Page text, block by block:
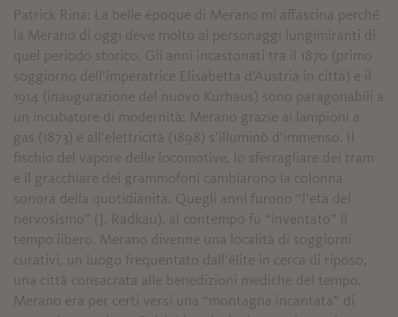
Patrick Rina: La belle époque di Merano mi affascina perché
la Merano di oggi deve molto ai personaggi lungimiranti di
quel periodo storico. Gli anni incastonati tra il 1870 (primo
soggiorno dell’imperatrice Elisabetta d’Austria in città) e il
1914 (inaugurazione del nuovo Kurhaus) sono paragonabili a
un incubatore di modernità: Merano grazie ai lampioni a
gas (1873) e all’elettricità (1898) s’illuminò d’immenso. Il
fischio del vapore delle locomotive, lo sferragliare dei tram
e il gracchiare dei grammofoni cambiarono la colonna
sonora della quotidianità. Quegli anni furono “l’età del
nervosismo” (J. Radkau), al contempo fu “inventato” il
tempo libero. Merano divenne una località di soggiorni
curativi, un luogo frequentato dall’élite in cerca di riposo,
una città consacrata alle benedizioni mediche del tempo.
Merano era per certi versi una “montagna incantata” di